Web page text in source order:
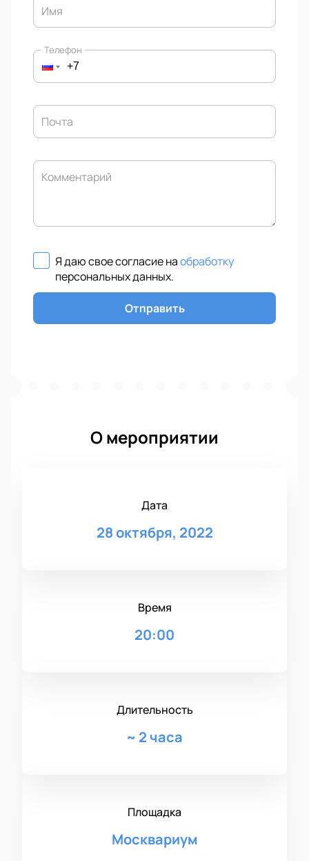
Имя
Телефон
Почта
Комментарий
Я даю свое согласие наобработку
персональных данных.
Отправить
О мероприятии
Дата
28 октября, 2022
Время
20:00
Длительность
~ 2 часа
Площадка
Москвариум